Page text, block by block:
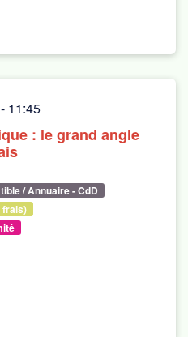
- 11:45
: le grand angle
/ Annuaire - CdD
frais)